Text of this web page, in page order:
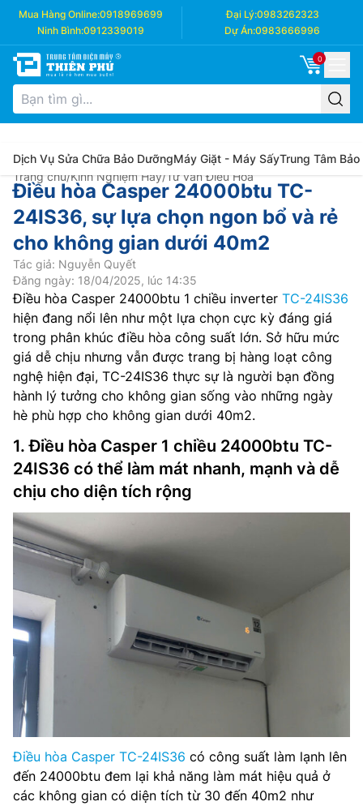
Mua Hàng Online:0918969699 Đại Lý:0983262323
Ninh Bình:0912339019 Dự Án:0983666996
0
Dịch Vụ Sửa Chữa Bảo DưỡngMáy Giặt - Máy SấyTrung Tâm Bảo
Trang chủ/Kinh Nghiệm Hay/Tư vấn Điều Hòa
Điều hòa Casper 24000btu TC-
24IS36, sự lựa chọn ngon bổ và rẻ
cho không gian dưới 40m2
Tác giả: Nguyễn Quyết
Đăng ngày: 18/04/2025, lúc 14:35
Điều hòa Casper 24000btu 1 chiều inverter TC-24IS36
hiện đang nổi lên như một lựa chọn cực kỳ đáng giá
trong phân khúc điều hòa công suất lớn. Sở hữu mức
giá dễ chịu nhưng vẫn được trang bị hàng loạt công
nghệ hiện đại, TC-24IS36 thực sự là người bạn đồng
hành lý tưởng cho không gian sống vào những ngày
hè phù hợp cho không gian dưới 40m2.
1. Điều hòa Casper 1 chiều 24000btu TC-
24IS36 có thể làm mát nhanh, mạnh và dễ
chịu cho diện tích rộng
Điều hòa Casper TC-24IS36 có công suất làm lạnh lên
đến 24000btu đem lại khả năng làm mát hiệu quả ở
các không gian có diện tích từ 30 đến 40m2 như